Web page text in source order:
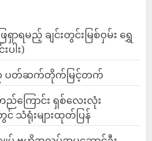
ာရမည့် ချင်းတွင်းမြစ်ဝှမ်း ရွှေ
ါး)
၃ ပတ်ဆက်တိုက်မြင့်တက်
ကြောင်း ရှစ်လေးလုံး
သံရုံးများထုတ်ပြန်